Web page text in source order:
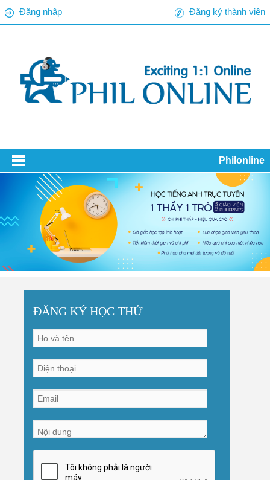
Đăng nhập Đăng ký thành viên
Philonline
ĐĂNG KÝ HỌC THỬ